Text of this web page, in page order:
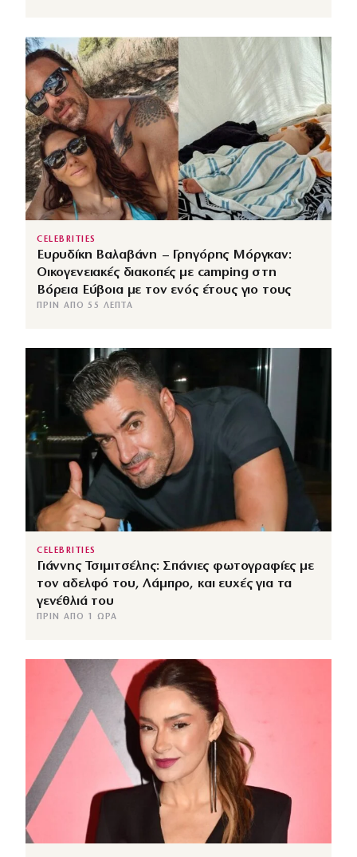
CELEBRITIES
Ευρυδίκη Βαλαβάνη – Γρηγόρης Μόργκαν:
Οικογενειακές διακοπές με camping στη
Βόρεια Εύβοια με τον ενός έτους γιο τους
ΠΡΙΝ ΑΠΌ 55 ΛΕΠΤΆ
CELEBRITIES
Γιάννης Τσιμιτσέλης: Σπάνιες φωτογραφίες με
τον αδελφό του, Λάμπρο, και ευχές για τα
γενέθλιά του
ΠΡΙΝ ΑΠΌ 1 ΏΡΑ